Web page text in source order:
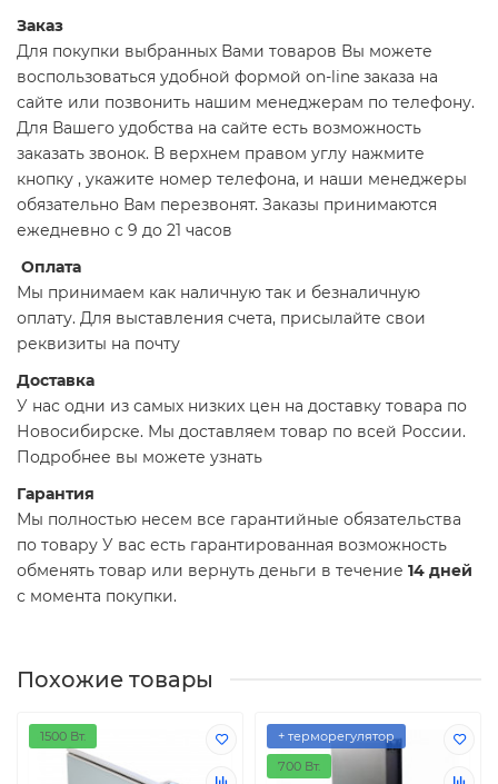
Заказ
Для покупки выбранных Вами товаров Вы можете
воспользоваться удобной формой on-line заказа на
сайте или позвонить нашим менеджерам по телефону.
Для Вашего удобства на сайте есть возможность
заказать звонок. В верхнем правом углу нажмите
кнопку , укажите номер телефона, и наши менеджеры
обязательно Вам перезвонят. Заказы принимаются
ежедневно с 9 до 21 часов
Оплата
Мы принимаем как наличную так и безналичную
оплату. Для выставления счета, присылайте свои
реквизиты на почту
Доставка
У нас одни из самых низких цен на доставку товара по
Новосибирске. Мы доставляем товар по всей России.
Подробнее вы можете узнать
Гарантия
Мы полностью несем все гарантийные обязательства
по товару У вас есть гарантированная возможность
обменять товар или вернуть деньги в течение 14 дней
с момента покупки.
Похожие товары
1500 Вт.
+ терморегулятор
700 Вт.